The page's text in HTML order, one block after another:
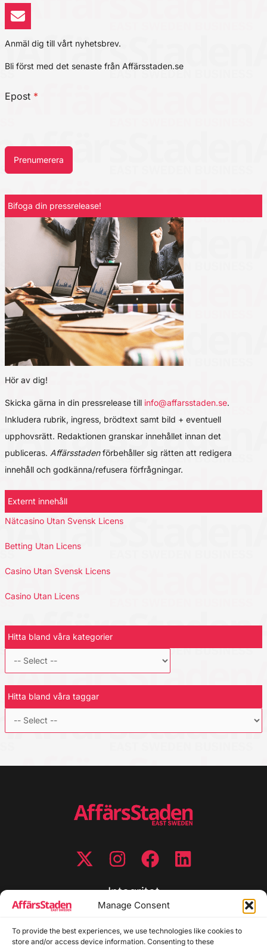
Manage Consent
To provide the best experiences, we use technologies like cookies to
store and/or access device information. Consenting to these
Anmäl dig till vårt nyhetsbrev.
Bli först med det senaste från Affärsstaden.se
Epost *
Prenumerera
Bifoga din pressrelease!
Hör av dig!
Skicka gärna in din pressrelease till info@affarsstaden.se.
Inkludera rubrik, ingress, brödtext samt bild + eventuell
upphovsrätt. Redaktionen granskar innehållet innan det
publiceras. Affärsstadenförbehåller sig rätten att redigera
innehåll och godkänna/refusera förfrågningar.
Externt innehåll
Nätcasino Utan Svensk Licens
Betting Utan Licens
Casino Utan Svensk Licens
Casino Utan Licens
Hitta bland våra kategorier
Hitta bland våra taggar
Integritet
Cookiepolicy